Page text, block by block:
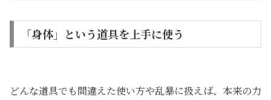
「身体」という道具を上手に使う
どんな道具でも間違えた使い方や乱暴に扱えば、本来の力